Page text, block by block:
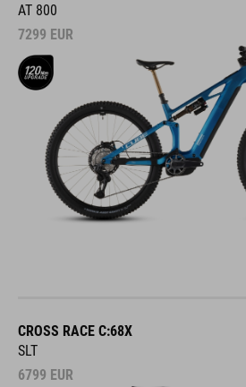
AT 800
7299 EUR
CROSS RACE C:68X
SLT
6799 EUR